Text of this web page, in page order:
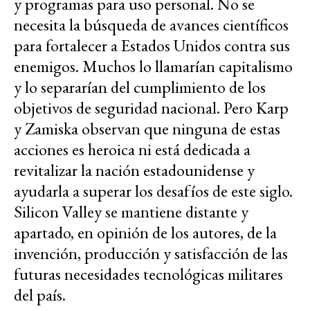
necesita la búsqueda de avances científicos
para fortalecer a Estados Unidos contra sus
enemigos. Muchos lo llamarían capitalismo
y lo separarían del cumplimiento de los
objetivos de seguridad nacional. Pero Karp
y Zamiska observan que ninguna de estas
acciones es heroica ni está dedicada a
revitalizar la nación estadounidense y
ayudarla a superar los desafíos de este siglo.
Silicon Valley se mantiene distante y
apartado, en opinión de los autores, de la
invención, producción y satisfacción de las
futuras necesidades tecnológicas militares
del país.